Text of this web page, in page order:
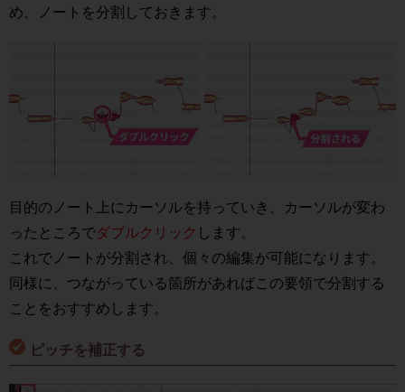
め、ノートを分割しておきます。
目的のノート上にカーソルを持っていき、カーソルが変わ
ったところでダブルクリック します。
これでノートが分割され、個々の編集が可能になります。
同様に、つながっている箇所があればこの要領で分割する
ことをおすすめします。
ピッチを補正する